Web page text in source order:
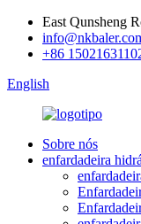
East Qunsheng
+86
English
Sobre nós
enfardadeira